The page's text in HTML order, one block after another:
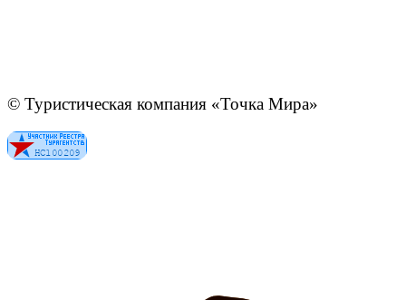
© Туристическая компания «Точка Мира»